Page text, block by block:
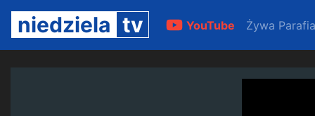
niedziela tv YouTube Żywa Parafia